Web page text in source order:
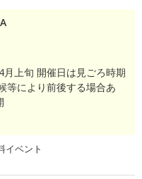
上旬 開催日は見ごろ時期
等により前後する場合あ
イベント